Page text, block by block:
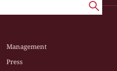
Management
Press